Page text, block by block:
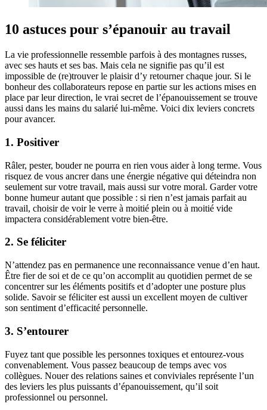
10 astuces pour s’épanouir au travail
La vie professionnelle ressemble parfois à des montagnes russes,
avec ses hauts et ses bas. Mais cela ne signifie pas qu’il est
impossible de (re)trouver le plaisir d’y retourner chaque jour. Si le
bonheur des collaborateurs repose en partie sur les actions mises en
place par leur direction, le vrai secret de l’épanouissement se trouve
aussi dans les mains du salarié lui-même. Voici dix leviers concrets
pour avancer.
1. Positiver
Râler, pester, bouder ne pourra en rien vous aider à long terme. Vous
risquez de vous ancrer dans une énergie négative qui déteindra non
seulement sur votre travail, mais aussi sur votre moral. Garder votre
bonne humeur autant que possible : si rien n’est jamais parfait au
travail, choisir de voir le verre à moitié plein ou à moitié vide
impactera considérablement votre bien-être.
2. Se féliciter
N’attendez pas en permanence une reconnaissance venue d’en haut.
Être fier de soi et de ce qu’on accomplit au quotidien permet de se
concentrer sur les éléments positifs et d’adopter une posture plus
solide. Savoir se féliciter est aussi un excellent moyen de cultiver
son sentiment d’efficacité personnelle.
3. S’entourer
Fuyez tant que possible les personnes toxiques et entourez-vous
convenablement. Vous passez beaucoup de temps avec vos
collègues. Nouer des relations saines et conviviales représente l’un
des leviers les plus puissants d’épanouissement, qu’il soit
professionnel ou personnel.